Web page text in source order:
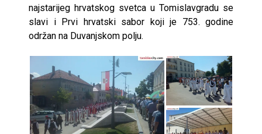
najstarijeg hrvatskog svetca u Tomislavgradu se
slavi i Prvi hrvatski sabor koji je 753. godine
održan na Duvanjskom polju.